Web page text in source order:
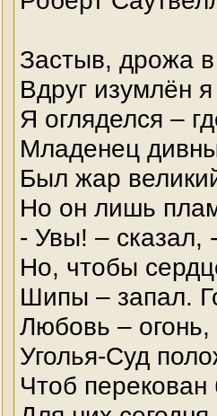
Застыв, дрожа
Вдруг изумлён
Я огляделся –
Младенец
Был жар
Но он лишь
- Увы! – сказал,
Но, чтобы
Шипы – запал.
Любовь –
Уголья-Суд
Чтоб